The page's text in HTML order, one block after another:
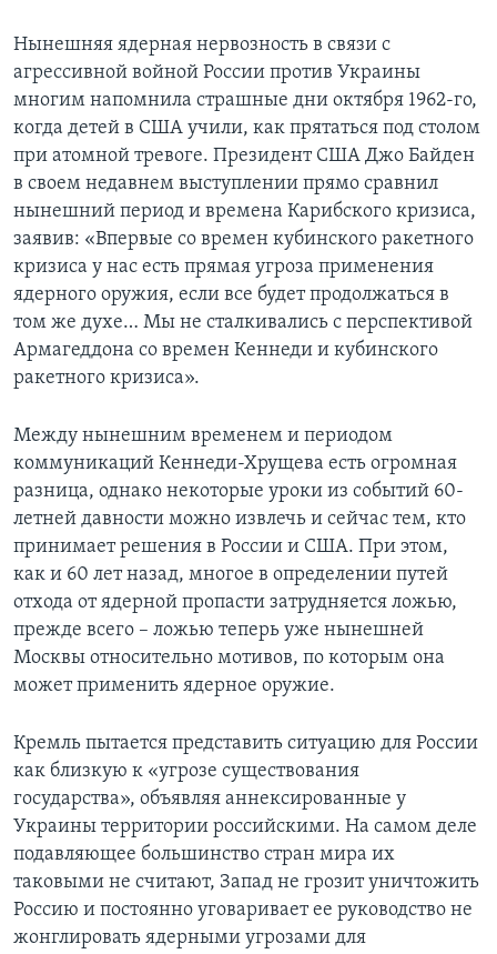
Нынешняя ядерная нервозность в связи с
агрессивной войной России против Украины
многим напомнила страшные дни октября 1962-го,
когда детей в США учили, как прятаться под столом
при атомной тревоге. Президент США Джо Байден
в своем недавнем выступлении прямо сравнил
нынешний период и времена Карибского кризиса,
заявив: «Впервые со времен кубинского ракетного
кризиса у нас есть прямая угроза применения
ядерного оружия, если все будет продолжаться в
том же духе… Мы не сталкивались с перспективой
Армагеддона со времен Кеннеди и кубинского
ракетного кризиса».
Между нынешним временем и периодом
коммуникаций Кеннеди-Хрущева есть огромная
разница, однако некоторые уроки из событий 60-
летней давности можно извлечь и сейчас тем, кто
принимает решения в России и США. При этом,
как и 60 лет назад, многое в определении путей
отхода от ядерной пропасти затрудняется ложью,
прежде всего – ложью теперь уже нынешней
Москвы относительно мотивов, по которым она
может применить ядерное оружие.
Кремль пытается представить ситуацию для России
как близкую к «угрозе существования
государства», объявляя аннексированные у
Украины территории российскими. На самом деле
подавляющее большинство стран мира их
таковыми не считают, Запад не грозит уничтожить
Россию и постоянно уговаривает ее руководство не
жонглировать ядерными угрозами для